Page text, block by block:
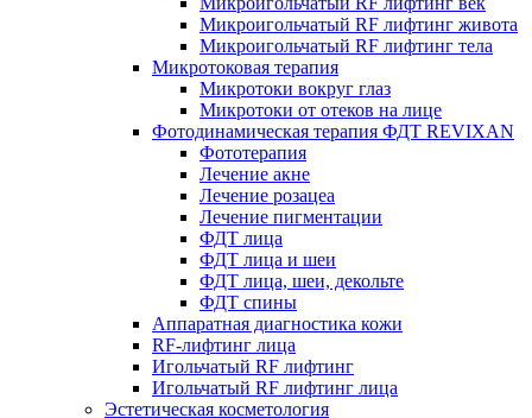
Микроигольчатый RF лифтинг живота
Микроигольчатый RF лифтинг тела
Микротоковая терапия
Микротоки вокруг глаз
Микротоки от отеков на лице
Фотодинамическая терапия ФДТ REVIXAN
Фототерапия
Лечение акне
Лечение розацеа
Лечение пигментации
ФДТ лица
ФДТ лица и шеи
ФДТ лица, шеи, декольте
ФДТ спины
Аппаратная диагностика кожи
RF-лифтинг лица
Игольчатый RF лифтинг
Игольчатый RF лифтинг лица
Эстетическая косметология